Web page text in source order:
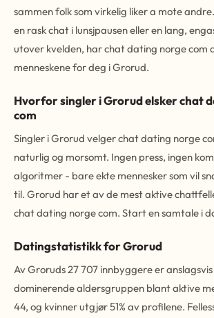
sammen folk som virkelig liker a mote
en rask chat i lunsjpausen eller en lang,
utover kvelden, har chat dating norge com
menneskene for deg i Grorud.
Hvorfor singler i Grorud elsker chat
com
Singler i Grorud velger chat dating norge
naturlig og morsomt. Ingen press, ingen
algoritmer - bare ekte mennesker som vil
til. Grorud har et av de mest aktive
chat dating norge com. Start en samtale i
Datingstatistikk for Grorud
Av Groruds 27 707 innbyggere er
dominerende aldersgruppen blant aktive
44, og kvinner utgjør 51% av profilene.